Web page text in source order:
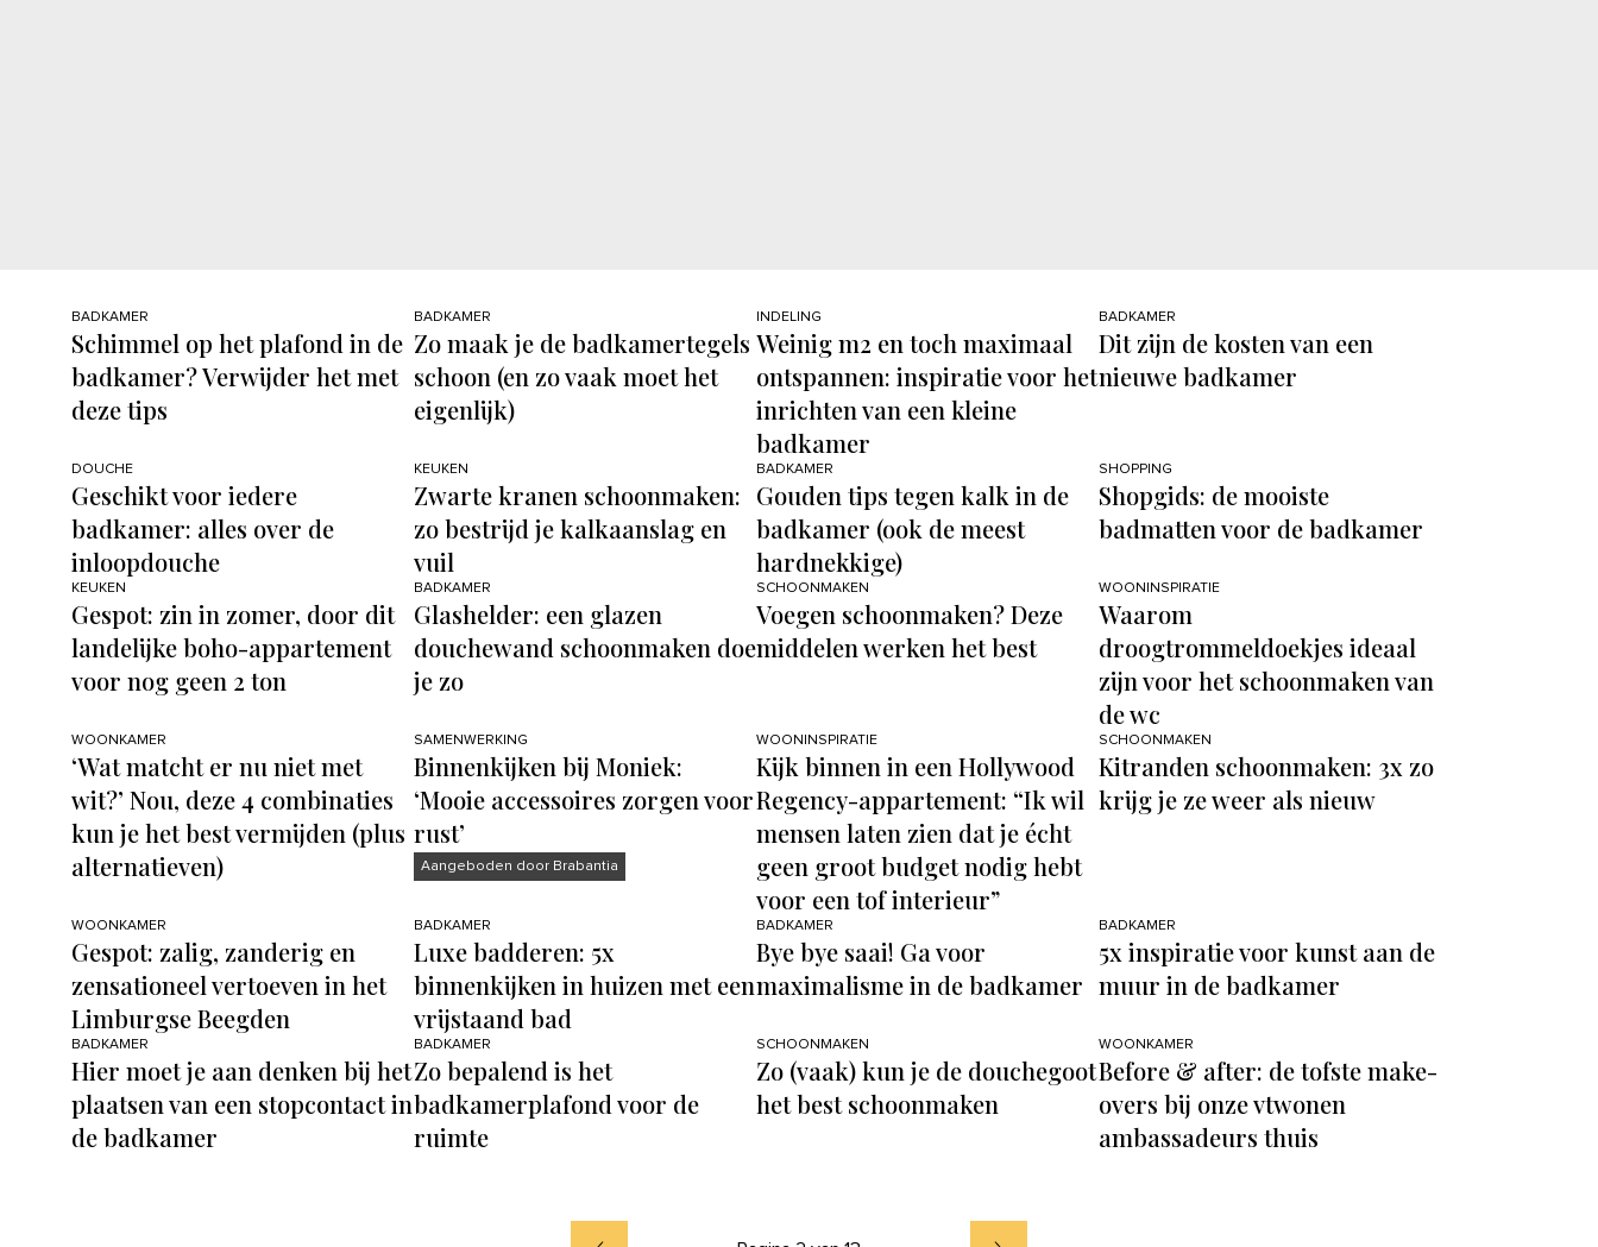
BADKAMER
Schimmel op het plafond in de
badkamer? Verwijder het met
deze tips
BADKAMER
Zo maak je de badkamertegels
schoon (en zo vaak moet het
eigenlijk)
INDELING
Weinig m2 en toch maximaal
ontspannen: inspiratie voor het
inrichten van een kleine
badkamer
BADKAMER
Dit zijn de kosten van een
nieuwe badkamer
DOUCHE
Geschikt voor iedere
badkamer: alles over de
inloopdouche
KEUKEN
Zwarte kranen schoonmaken:
zo bestrijd je kalkaanslag en
vuil
BADKAMER
Gouden tips tegen kalk in de
badkamer (ook de meest
hardnekkige)
SHOPPING
Shopgids: de mooiste
badmatten voor de badkamer
KEUKEN
Gespot: zin in zomer, door dit
landelijke boho-appartement
voor nog geen 2 ton
BADKAMER
Glashelder: een glazen
douchewand schoonmaken doe
je zo
SCHOONMAKEN
Voegen schoonmaken? Deze
middelen werken het best
WOONINSPIRATIE
Waarom
droogtrommeldoekjes ideaal
zijn voor het schoonmaken van
de wc
WOONKAMER
‘Wat matcht er nu niet met
wit?’ Nou, deze 4 combinaties
kun je het best vermijden (plus
alternatieven)
SAMENWERKING
Binnenkijken bij Moniek:
‘Mooie accessoires zorgen voor
rust’
Aangeboden door Brabantia
WOONINSPIRATIE
Kijk binnen in een Hollywood
Regency-appartement: “Ik wil
mensen laten zien dat je écht
geen groot budget nodig hebt
voor een tof interieur”
SCHOONMAKEN
Kitranden schoonmaken: 3x zo
krijg je ze weer als nieuw
WOONKAMER
Gespot: zalig, zanderig en
zensationeel vertoeven in het
Limburgse Beegden
BADKAMER
Luxe badderen: 5x
binnenkijken in huizen met een
vrijstaand bad
BADKAMER
Bye bye saai! Ga voor
maximalisme in de badkamer
BADKAMER
5x inspiratie voor kunst aan de
muur in de badkamer
BADKAMER
Hier moet je aan denken bij het
plaatsen van een stopcontact in
de badkamer
BADKAMER
Zo bepalend is het
badkamerplafond voor de
ruimte
SCHOONMAKEN
Zo (vaak) kun je de douchegoot
het best schoonmaken
WOONKAMER
Before & after: de tofste make-
overs bij onze vtwonen
ambassadeurs thuis